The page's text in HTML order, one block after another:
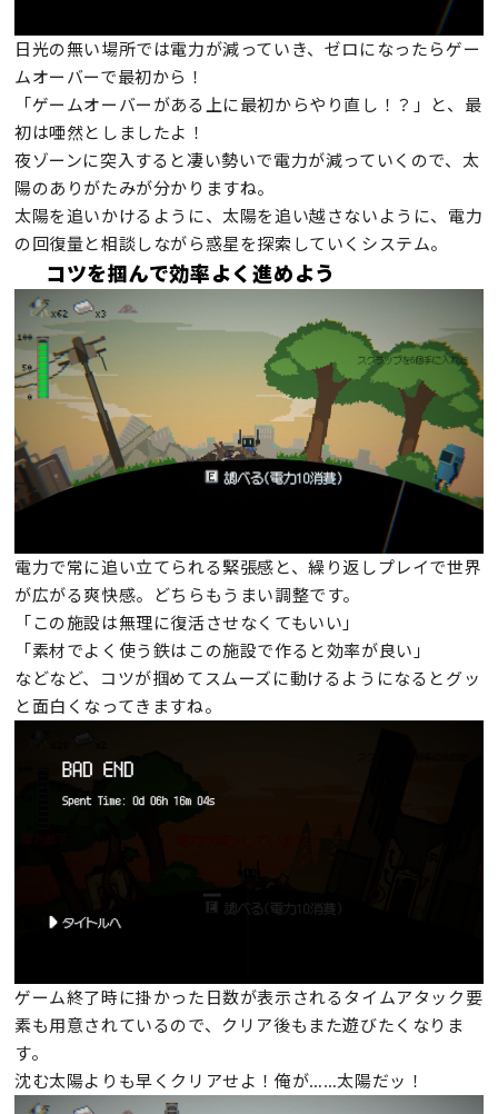
日光の無い場所では電力が減っていき、ゼロになったらゲー
ムオーバーで最初から！
「ゲームオーバーがある上に最初からやり直し！？」と、最
初は唖然としましたよ！
夜ゾーンに突入すると凄い勢いで電力が減っていくので、太
陽のありがたみが分かりますね。
太陽を追いかけるように、太陽を追い越さないように、電力
の回復量と相談しながら惑星を探索していくシステム。
コツを掴んで効率よく進めよう
電力で常に追い立てられる緊張感と、繰り返しプレイで世界
が広がる爽快感。どちらもうまい調整です。
「この施設は無理に復活させなくてもいい」
「素材でよく使う鉄はこの施設で作ると効率が良い」
などなど、コツが掴めてスムーズに動けるようになるとグッ
と面白くなってきますね。
ゲーム終了時に掛かった日数が表示されるタイムアタック要
素も用意されているので、クリア後もまた遊びたくなりま
す。
沈む太陽よりも早くクリアせよ！俺が……太陽だッ！